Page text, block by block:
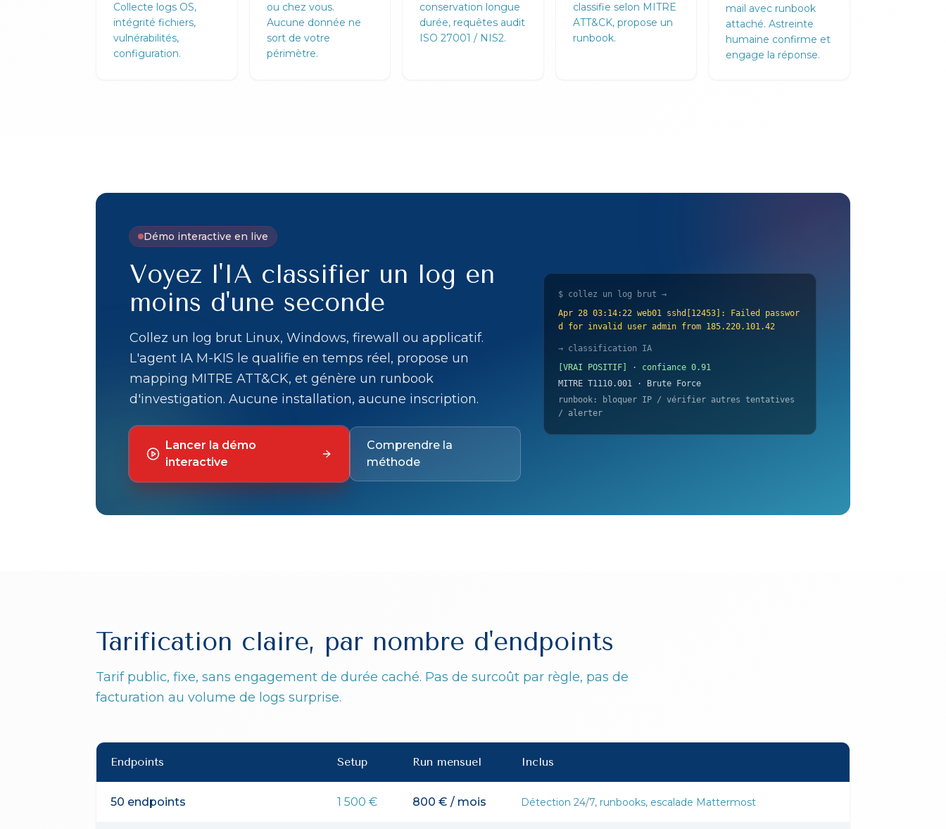
Collecte logs OS,
intégrité fichiers,
vulnérabilités,
configuration.
ou chez vous.
Aucune donnée ne
sort de votre
périmètre.
conservation longue
durée, requêtes audit
ISO 27001 / NIS2.
classifie selon MITRE
ATT&CK, propose un
runbook.
mail avec runbook
attaché. Astreinte
humaine confirme et
engage la réponse.
Démo interactive en live
Voyez l'IA classifier un log en
moins d'une seconde
Collez un log brut Linux, Windows, firewall ou applicatif.
L'agent IA M-KIS le qualifie en temps réel, propose un
mapping MITRE ATT&CK, et génère un runbook
d'investigation. Aucune installation, aucune inscription.
Lancer la démo
interactive
Comprendre la
méthode
$ collez un log brut →
Apr 28 03:14:22 web01 sshd[12453]: Failed passwor
d for invalid user admin from 185.220.101.42
→ classification IA
[VRAI POSITIF] · confiance 0.91
MITRE T1110.001 · Brute Force
runbook: bloquer IP / vérifier autres tentatives
/ alerter
Tarification claire, par nombre d'endpoints
Tarif public, fixe, sans engagement de durée caché. Pas de surcoût par règle, pas de
facturation au volume de logs surprise.
Endpoints Setup Run mensuel Inclus
50 endpoints 1 500 € 800 € / mois Détection 24/7, runbooks, escalade Mattermost